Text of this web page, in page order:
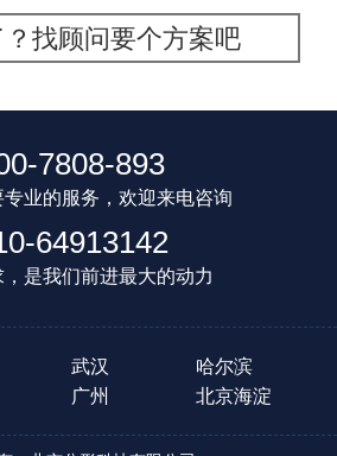
找顾问要个方案吧
7808-893
业的服务，欢迎来电咨询
64913142
是我们前进最大的动力
武汉
哈尔滨
广州 北京海淀